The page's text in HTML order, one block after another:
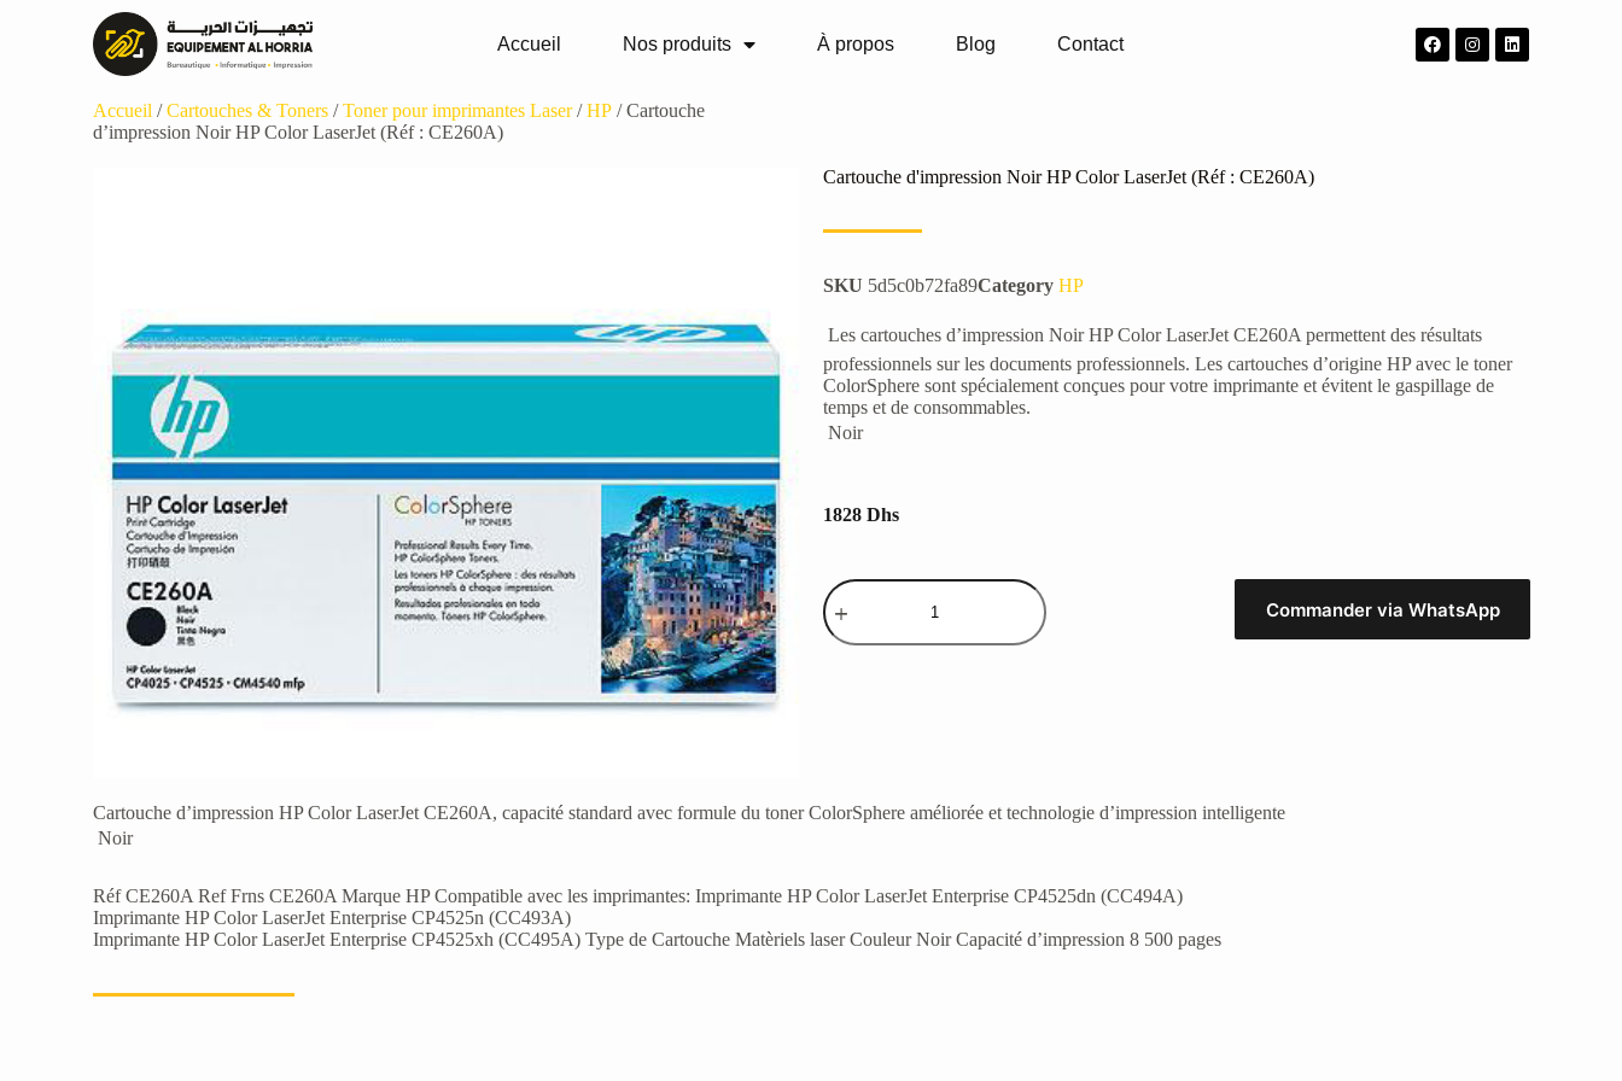
Accueil Nos produits À propos Blog Contact
Accueil /Cartouches & Toners /Toner pour imprimantes Laser/HP / Cartouche
d’impression Noir HP Color LaserJet (Réf : CE260A)
Cartouche d'impression Noir HP Color LaserJet (Réf : CE260A)
SKU 5d5c0b72fa89Category HP
 Les cartouches d’impression Noir HP Color LaserJet CE260A permettent des résultats
professionnels sur les documents professionnels. Les cartouches d’origine HP avec le toner
ColorSphere sont spécialement conçues pour votre imprimante et évitent le gaspillage de
temps et de consommables.
 Noir
1828 Dhs
Commander via WhatsApp
Cartouche d’impression HP Color LaserJet CE260A, capacité standard avec formule du toner ColorSphere améliorée et technologie d’impression intelligente
 Noir
Réf CE260A Ref Frns CE260A Marque HP Compatible avec les imprimantes: Imprimante HP Color LaserJet Enterprise CP4525dn (CC494A)
Imprimante HP Color LaserJet Enterprise CP4525n (CC493A)
Imprimante HP Color LaserJet Enterprise CP4525xh (CC495A) Type de Cartouche Matèriels laser Couleur Noir Capacité d’impression 8 500 pages